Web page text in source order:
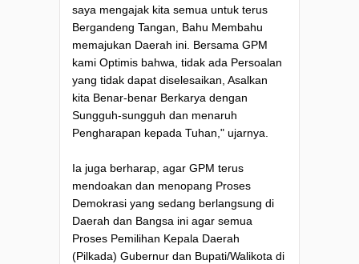
saya mengajak kita semua untuk terus
Bergandeng Tangan, Bahu Membahu
memajukan Daerah ini. Bersama GPM
kami Optimis bahwa, tidak ada Persoalan
yang tidak dapat diselesaikan, Asalkan
kita Benar-benar Berkarya dengan
Sungguh-sungguh dan menaruh
Pengharapan kepada Tuhan," ujarnya.
Ia juga berharap, agar GPM terus
mendoakan dan menopang Proses
Demokrasi yang sedang berlangsung di
Daerah dan Bangsa ini agar semua
Proses Pemilihan Kepala Daerah
(Pilkada) Gubernur dan Bupati/Walikota di